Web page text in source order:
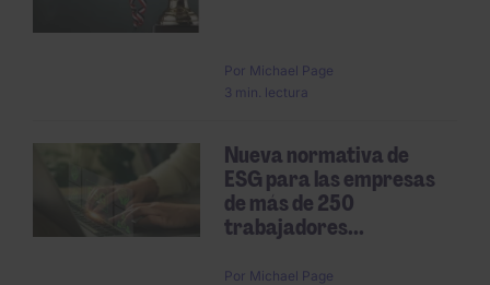
Por Michael Page
3 min. lectura
Nueva normativa de
ESG para las empresas
de más de 250
trabajadores...
Por Michael Page